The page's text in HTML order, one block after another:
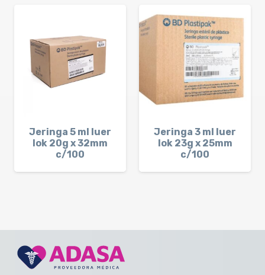
Jeringa 5 ml luer
lok 20g x 32mm
c/100
Jeringa 3 ml luer
lok 23g x 25mm
c/100